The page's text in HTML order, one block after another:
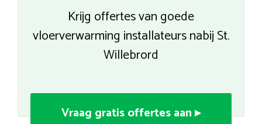
Krijg offertes van goede
vloerverwarming installateurs nabij St.
Willebrord
Vraag gratis offertes aan ▸